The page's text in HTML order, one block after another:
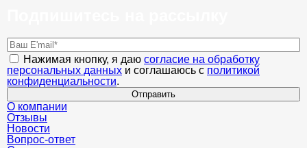
Нажимая кнопку, я даю согласие на обработку
персональных данных и соглашаюсь с политикой
конфиденциальности.
Отправить
О компании
Отзывы
Новости
Вопрос-ответ